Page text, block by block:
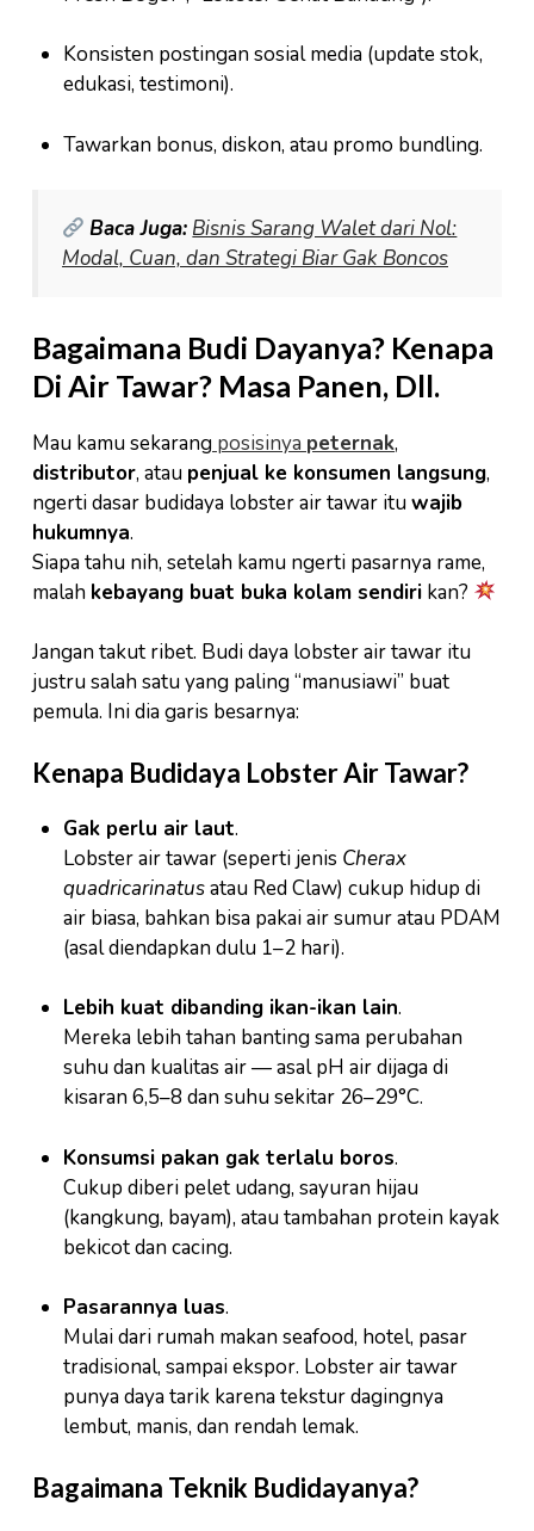
Konsisten postingan sosial media (update stok,
edukasi, testimoni).
Tawarkan bonus, diskon, atau promo bundling.
Baca Juga: Bisnis Sarang Walet dari Nol:
Modal, Cuan, dan Strategi Biar Gak Boncos
Bagaimana Budi Dayanya? Kenapa
Di Air Tawar? Masa Panen, Dll.
Mau kamu sekarang posisinya peternak,
distributor, atau penjual ke konsumen langsung,
ngerti dasar budidaya lobster air tawar ituwajib
hukumnya.
Siapa tahu nih, setelah kamu ngerti pasarnya rame,
malah kebayang buat buka kolam sendiri kan?
Jangan takut ribet. Budi daya lobster air tawar itu
justru salah satu yang paling “manusiawi” buat
pemula. Ini dia garis besarnya:
Kenapa Budidaya Lobster Air Tawar?
Gak perlu air laut.
Lobster air tawar (seperti jenis Cherax
quadricarinatusatau Red Claw) cukup hidup di
air biasa, bahkan bisa pakai air sumur atau PDAM
(asal diendapkan dulu 1–2 hari).
Lebih kuat dibanding ikan-ikan lain.
Mereka lebih tahan banting sama perubahan
suhu dan kualitas air — asal pH air dijaga di
kisaran 6,5–8 dan suhu sekitar 26–29°C.
Konsumsi pakan gak terlalu boros.
Cukup diberi pelet udang, sayuran hijau
(kangkung, bayam), atau tambahan protein kayak
bekicot dan cacing.
Pasarannya luas.
Mulai dari rumah makan seafood, hotel, pasar
tradisional, sampai ekspor. Lobster air tawar
punya daya tarik karena tekstur dagingnya
lembut, manis, dan rendah lemak.
Bagaimana Teknik Budidayanya?